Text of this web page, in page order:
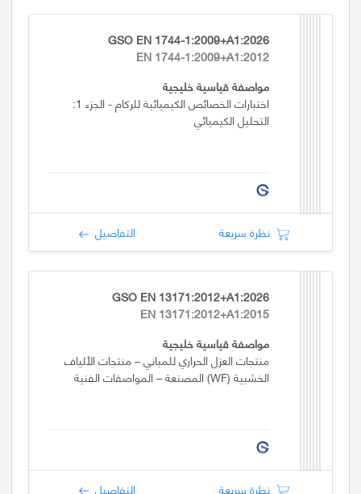
GSO EN 1744-1:2009+A1:2026
EN 1744-1:2009+A1:2012
مواصفة قياسية خليجية
اختبارات الخصائص الكيميائية للركام - الجزء 1:
التحليل الكيميائي
نظرة سريعة التفاصيل
GSO EN 13171:2012+A1:2026
EN 13171:2012+A1:2015
مواصفة قياسية خليجية
منتجات العزل الحراري للمباني – منتجات الألياف
الخشبية (WF) المصنعة – المواصفات الفنية
نظرة سريعة التفاصيل